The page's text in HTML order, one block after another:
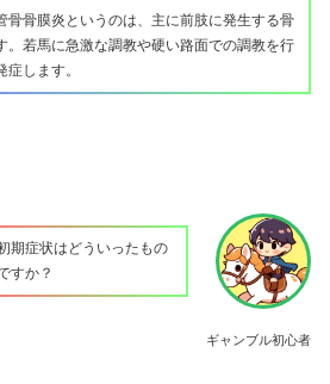
骨骨膜炎というのは、主に前肢に発生する骨
。若馬に急激な調教や硬い路面での調教を行
症します。
ギャンブル初心者
期症状はどういったもの
すか？